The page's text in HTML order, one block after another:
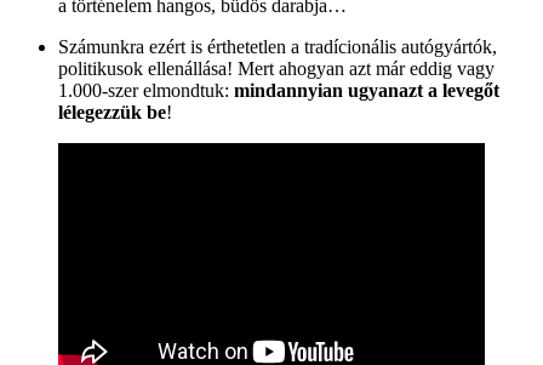
a történelem hangos, büdös darabja…
Számunkra ezért is érthetetlen a tradícionális autógyártók,
politikusok ellenállása! Mert ahogyan azt már eddig vagy
1.000-szer elmondtuk: mindannyian ugyanazt a levegőt
lélegezzük be!